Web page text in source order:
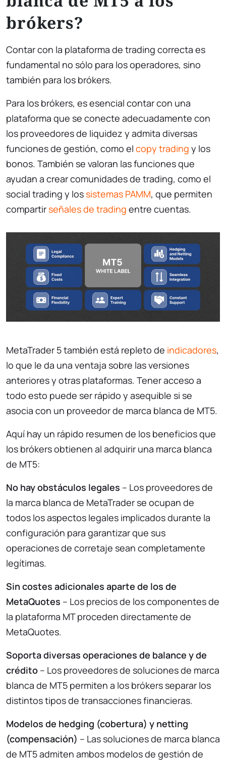
brókers?
Contar con la plataforma de trading correcta es
fundamental no sólo para los operadores, sino
también para los brókers.
Para los brókers, es esencial contar con una
plataforma que se conecte adecuadamente con
los proveedores de liquidez y admita diversas
funciones de gestión, como el copy trading y los
bonos. También se valoran las funciones que
ayudan a crear comunidades de trading, como el
social trading y lossistemas PAMM, que permiten
compartirseñales de trading entre cuentas.
MetaTrader 5 también está repleto de indicadores,
lo que le da una ventaja sobre las versiones
anteriores y otras plataformas. Tener acceso a
todo esto puede ser rápido y asequible si se
asocia con un proveedor de marca blanca de MT5.
Aquí hay un rápido resumen de los beneficios que
los brókers obtienen al adquirir una marca blanca
de MT5:
No hay obstáculos legales – Los proveedores de
la marca blanca de MetaTrader se ocupan de
todos los aspectos legales implicados durante la
configuración para garantizar que sus
operaciones de corretaje sean completamente
legítimas.
Sin costes adicionales aparte de los de
MetaQuotes – Los precios de los componentes de
la plataforma MT proceden directamente de
MetaQuotes.
Soporta diversas operaciones de balance y de
crédito – Los proveedores de soluciones de marca
blanca de MT5 permiten a los brókers separar los
distintos tipos de transacciones financieras.
Modelos de hedging (cobertura) y netting
(compensación) – Las soluciones de marca blanca
de MT5 admiten ambos modelos de gestión de